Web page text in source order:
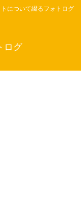
について綴るフォトログ
ログ